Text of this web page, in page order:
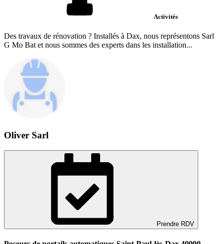
Activités
Des travaux de rénovation ? Installés à Dax, nous représentons Sarl
G Mo Bat et nous sommes des experts dans les installation...
Oliver Sarl
Prendre RDV